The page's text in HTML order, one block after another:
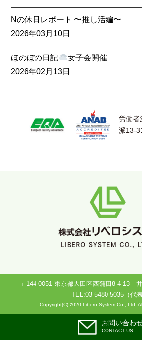
Nの休日レポート 〜推し活編〜
2026年03月10日
ほのぼの日記
女子会開催
2026年02月13日
労働者
派13-
〒144-0051 東京都大田区西蒲田8-4-13
TEL:03-5480-5035（代表
Copyright(C) 2020 Libero System.Co., Ltd.
お問い合わ
CONTACT US